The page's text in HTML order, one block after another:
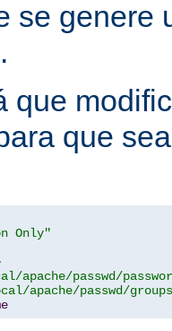
se genere
que
que
Only"
apache/passwd/
apache/passwd/